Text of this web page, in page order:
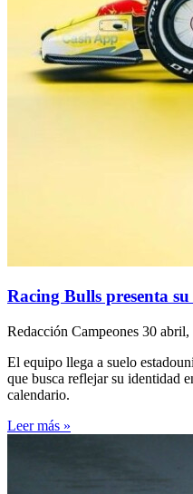
Racing Bulls presenta
Redacción Campeones 30 abril,
El equipo llega a suelo
que busca reflejar su identidad
calendario.
Leer más »